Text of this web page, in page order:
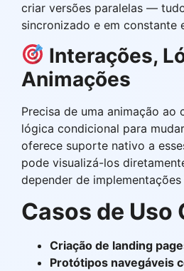
criar versões paralelas —
sincronizado e em constante
Interações,
Animações
Precisa de uma animação ao
lógica condicional para
oferece suporte nativo a
pode visualizá-los
depender de
Casos de Uso
Criação de landing
Protótipos navegáveis